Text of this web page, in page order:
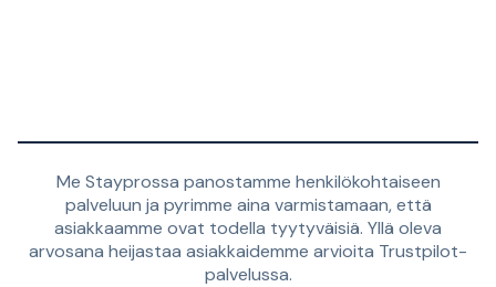
Me Stayprossa panostamme henkilökohtaiseen
palveluun ja pyrimme aina varmistamaan, että
asiakkaamme ovat todella tyytyväisiä. Yllä oleva
arvosana heijastaa asiakkaidemme arvioita Trustpilot-
palvelussa.